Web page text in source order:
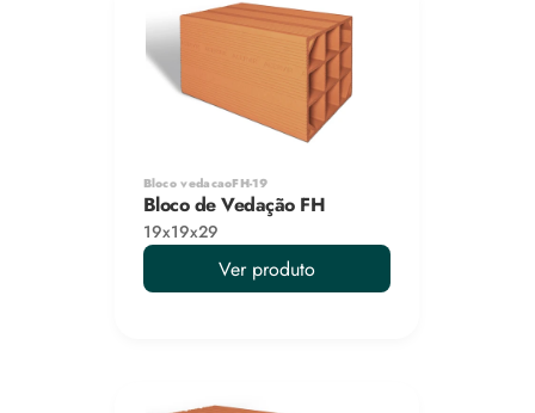
Bloco vedacaoFH-19
Bloco de Vedação FH
19x19x29
Ver produto